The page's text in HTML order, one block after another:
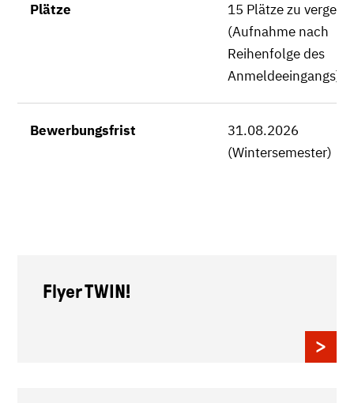
Plätze
15 Plätze zu
(Aufnahme nach
Reihenfolge des
Anmeldeeingangs)
Bewerbungsfrist
31.08.2026
(Wintersemester)
Flyer TWIN!